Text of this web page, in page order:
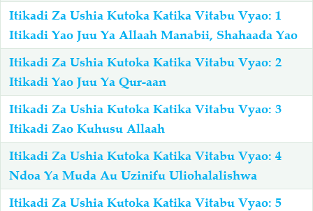
Familia-Jamii Maswali-Majibu
Chemsha Bongo Vitabu
Mapishi
Itikadi Za Ushia Kutoka Katika Vitabu Vyao: 1
Itikadi Yao Juu Ya Allaah Manabii, Shahaada Yao
Itikadi Za Ushia Kutoka Katika Vitabu Vyao: 2
Itikadi Yao Juu Ya Qur-aan
Itikadi Za Ushia Kutoka Katika Vitabu Vyao: 3
Itikadi Zao Kuhusu Allaah
Itikadi Za Ushia Kutoka Katika Vitabu Vyao: 4
Ndoa Ya Muda Au Uzinifu Uliohalalishwa
Itikadi Za Ushia Kutoka Katika Vitabu Vyao: 5